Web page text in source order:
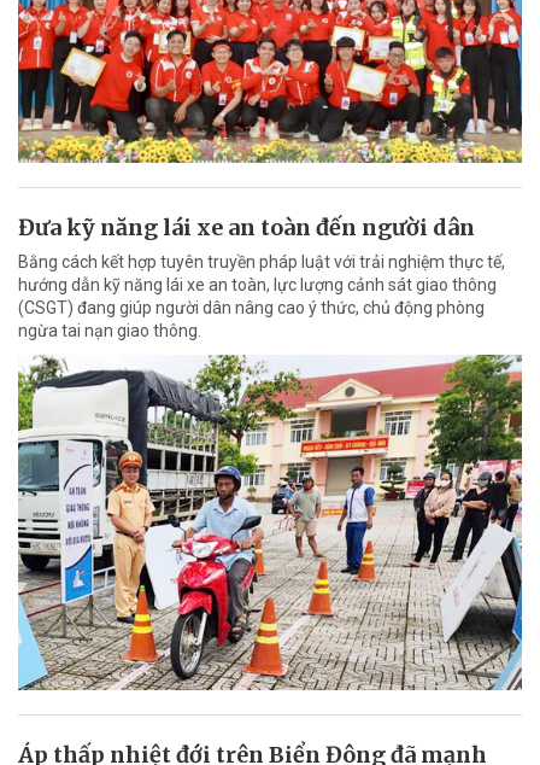
Đưa kỹ năng lái xe an toàn đến người dân
Bằng cách kết hợp tuyên truyền pháp luật với trải nghiệm thực tế,
hướng dẫn kỹ năng lái xe an toàn, lực lượng cảnh sát giao thông
(CSGT) đang giúp người dân nâng cao ý thức, chủ động phòng
ngừa tai nạn giao thông.
Áp thấp nhiệt đới trên Biển Đông đã mạnh